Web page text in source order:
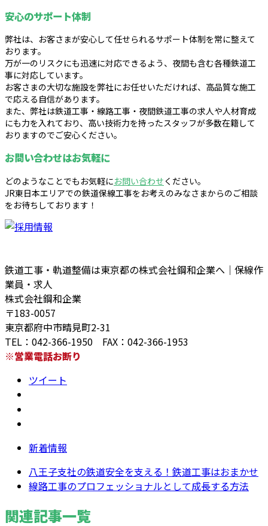
安心のサポート体制
弊社は、お客さまが安心して任せられるサポート体制を常に整えて
おります。
万が一のリスクにも迅速に対応できるよう、夜間も含む各種鉄道工
事に対応しています。
お客さまの大切な施設を弊社にお任せいただければ、高品質な施工
で応える自信があります。
また、弊社は鉄道工事・線路工事・夜間鉄道工事の求人や人材育成
にも力を入れており、高い技術力を持ったスタッフが多数在籍して
おりますのでご安心ください。
お問い合わせはお気軽に
どのようなことでもお気軽にお問い合わせ ください。
JR東日本エリアでの鉄道保線工事をお考えのみなさまからのご相談
をお待ちしております！
鉄道工事・軌道整備は東京都の株式会社鋼和企業へ｜保線作
業員・求⼈
株式会社鋼和企業
〒183-0057
東京都府中市晴見町2-31
TEL：042-366-1950 FAX：042-366-1953
※営業電話お断り
ツイート
新着情報
八王子支社の鉄道安全を支える！鉄道工事はおまかせ
線路工事のプロフェッショナルとして成長する方法
関連記事一覧